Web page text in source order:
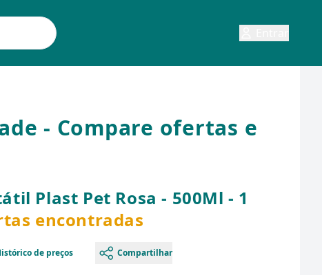
- Compare ofertas e
Plast Pet Rosa - 500Ml - 1
encontradas
de preços Compartilhar